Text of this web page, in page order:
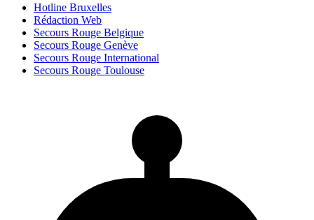
Hotline Bruxelles
Rédaction Web
Secours Rouge Belgique
Secours Rouge Genève
Secours Rouge International
Secours Rouge Toulouse